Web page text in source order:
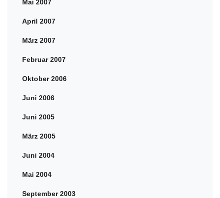
Mai 2007
April 2007
März 2007
Februar 2007
Oktober 2006
Juni 2006
Juni 2005
März 2005
Juni 2004
Mai 2004
September 2003